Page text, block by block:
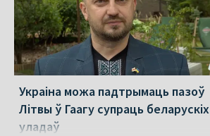
Украіна можа падтрымаць пазоў
Літвы ў Гаагу супраць беларускіх
уладаў